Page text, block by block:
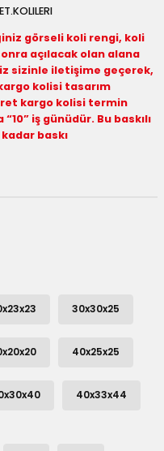
görseli koli rengi, koli
açılacak olan alana
sizinle iletişime geçerek,
kolisi tasarım
kargo kolisi termin
iş günüdür. Bu baskılı
baskı
30x30x25
40x25x25
40x33x44